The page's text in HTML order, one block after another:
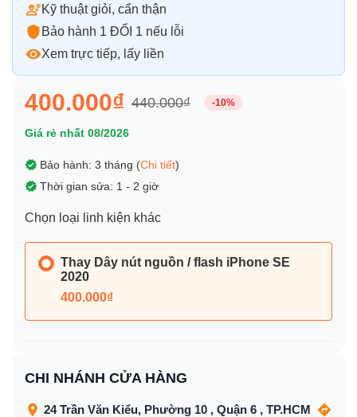
Kỹ thuật giỏi, cẩn thận
Bảo hành 1 ĐỔI 1 nếu lỗi
Xem trực tiếp, lấy liền
400.000₫ 440.000₫ -10%
Giá rẻ nhất 08/2026
Bảo hành: 3 tháng (Chi tiết)
Thời gian sửa: 1 - 2 giờ
Chọn loại linh kiện khác
Thay Dây nút nguồn / flash iPhone SE
2020
400.000₫
CHI NHÁNH CỬA HÀNG
24 Trần Văn Kiểu, Phường 10 , Quận 6 , TP.HCM